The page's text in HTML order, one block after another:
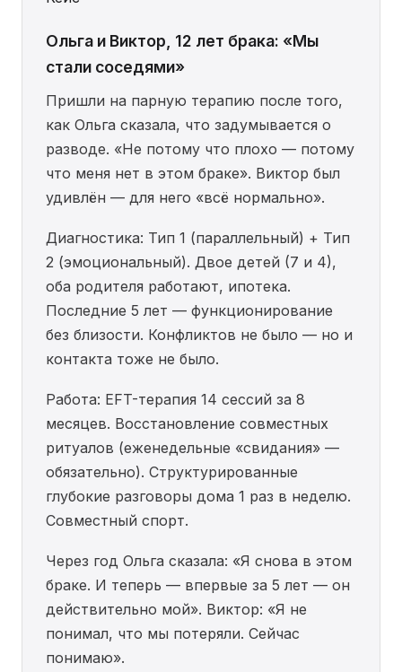
Ольга и Виктор, 12 лет брака: «Мы
стали соседями»
Пришли на парную терапию после того,
как Ольга сказала, что задумывается о
разводе. «Не потому что плохо — потому
что меня нет в этом браке». Виктор был
удивлён — для него «всё нормально».
Диагностика: Тип 1 (параллельный) + Тип
2 (эмоциональный). Двое детей (7 и 4),
оба родителя работают, ипотека.
Последние 5 лет — функционирование
без близости. Конфликтов не было — но и
контакта тоже не было.
Работа: EFT-терапия 14 сессий за 8
месяцев. Восстановление совместных
ритуалов (еженедельные «свидания» —
обязательно). Структурированные
глубокие разговоры дома 1 раз в неделю.
Совместный спорт.
Через год Ольга сказала: «Я снова в этом
браке. И теперь — впервые за 5 лет — он
действительно мой». Виктор: «Я не
понимал, что мы потеряли. Сейчас
понимаю».